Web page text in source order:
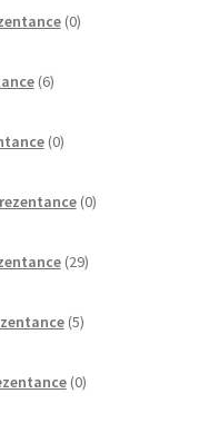
0izdelkov
6izdelkov
0izdelkov
0izdelkov
29izdelkov
5izdelkov
0izdelkov